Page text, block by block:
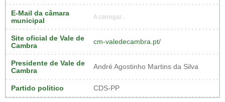
E-Mail da câmara
municipal
A carregar...
Site oficial de Vale de
Cambra
cm-valedecambra.pt/
Presidente de Vale de
Cambra
André Agostinho Martins da Silva
Partido politico CDS-PP